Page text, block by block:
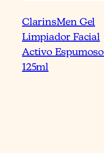
ClarinsMen Gel
Limpiador Facial
Activo Espumoso
125ml